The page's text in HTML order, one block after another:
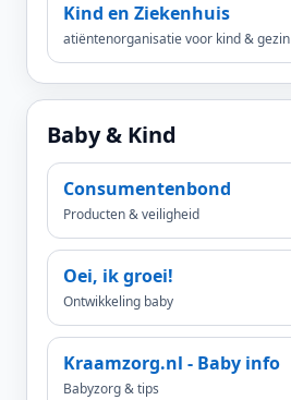
Kind en Ziekenhuis
atiëntenorganisatie voor kind & gezin
Baby & Kind
Consumentenbond
Producten & veiligheid
Oei, ik groei!
Ontwikkeling baby
Kraamzorg.nl - Baby info
Babyzorg & tips